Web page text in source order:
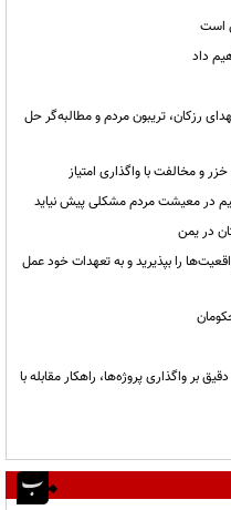
است
داد
رزکان، تریبون مردم و مطالبه‌گر حل
و مخالفت با واگذاری امتیاز
در معیشت مردم مشکلی پیش نیاید
در یمن
را بپذیرید و به تعهدات خود عمل
بر واگذاری پروژه‌ها، راهکار مقابله با